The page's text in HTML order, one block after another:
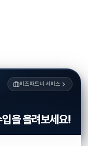
비즈파트너 서비스
을 올려보세요!